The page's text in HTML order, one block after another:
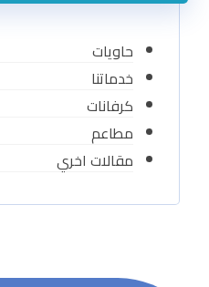
حاويات
خدماتنا
كرفانات
مطاعم
مقالات اخري